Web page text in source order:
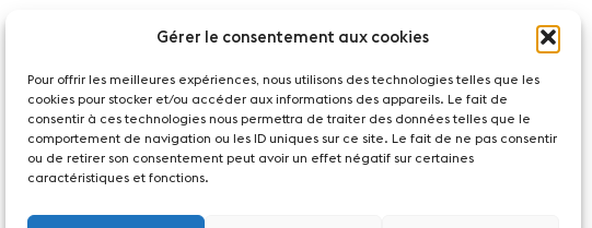
Gérer le consentement aux cookies
Pour offrir les meilleures expériences, nous utilisons des technologies telles que les
cookies pour stocker et/ou accéder aux informations des appareils. Le fait de
consentir à ces technologies nous permettra de traiter des données telles que le
comportement de navigation ou les ID uniques sur ce site. Le fait de ne pas consentir
ou de retirer son consentement peut avoir un effet négatif sur certaines
caractéristiques et fonctions.